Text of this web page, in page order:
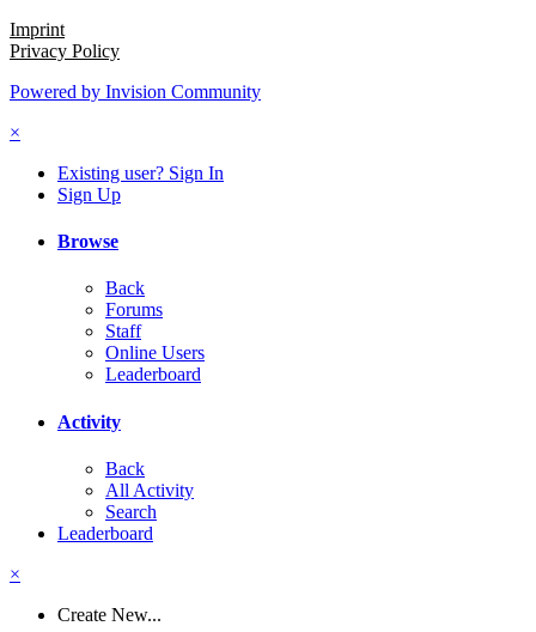
Imprint
Privacy Policy
Powered by Invision Community
×
Existing user? Sign In
Sign Up
Browse
Back
Forums
Staff
Online Users
Leaderboard
Activity
Back
All Activity
Search
Leaderboard
×
Create New...